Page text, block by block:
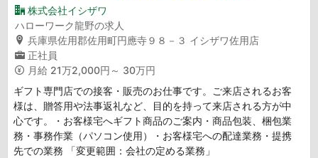
株式会社イシザワ
ハローワーク龍野の求人
兵庫県佐用郡佐用町円應寺９８－３ イシザワ佐用店
正社員
月給 21万2,000円～ 30万円
ギフト専門店での接客・販売のお仕事です。ご来店されるお客
様は、贈答用や法事返礼など、目的を持って来店される方が中
心です。・お客様宅へギフト商品のご案内・商品包装、梱包業
務・事務作業（パソコン使用）・お客様宅への配達業務・提携
先での業務 「変更範囲：会社の定める業務」